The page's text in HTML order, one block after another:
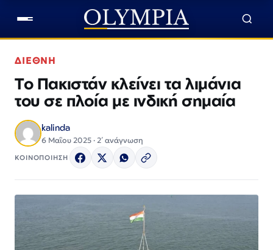
ΔΙΕΘΝΗ
Το Πακιστάν κλείνει τα λιμάνια
του σε πλοία με ινδική σημαία
kalinda
6 Μαΐου 2025 · 2΄ ανάγνωση
ΚΟΙΝΟΠΟΙΗΣΗ